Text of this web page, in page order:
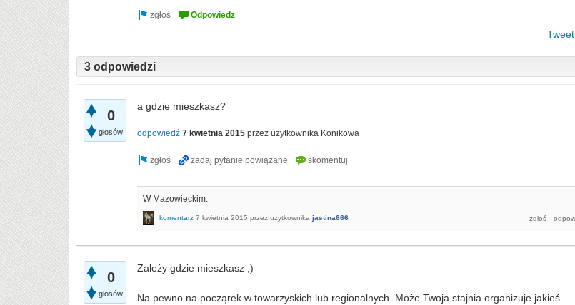
Tweet
3 odpowiedzi
0
głosów
a gdzie mieszkasz?
odpowiedź 7 kwietnia 2015 przez użytkownika Konikowa
W Mazowieckim.
komentarz 7 kwietnia 2015 przez użytkownika jastina666
0
głosów
Zależy gdzie mieszkasz ;)
Na pewno na począrek w towarzyskich lub regionalnych. Może Twoja stajnia organizuje jakieś